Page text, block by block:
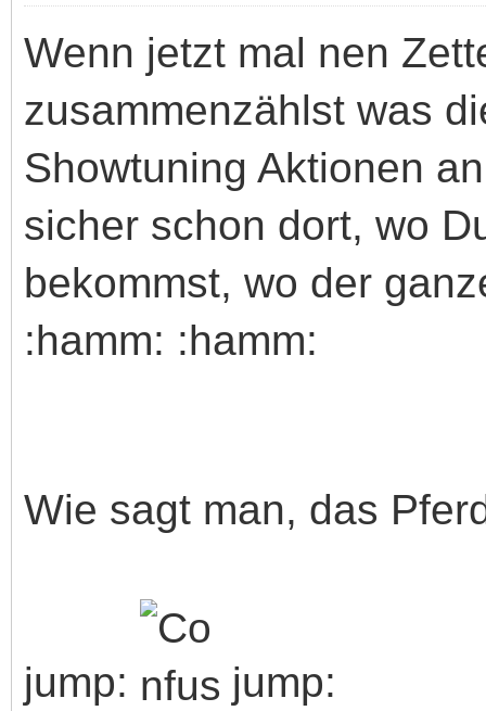
Wenn jetzt mal nen
zusammenzählst was
Showtuning Aktionen
sicher schon dort, wo
bekommst, wo der
:hamm: :hamm:
Wie sagt man, das
jump: jump: